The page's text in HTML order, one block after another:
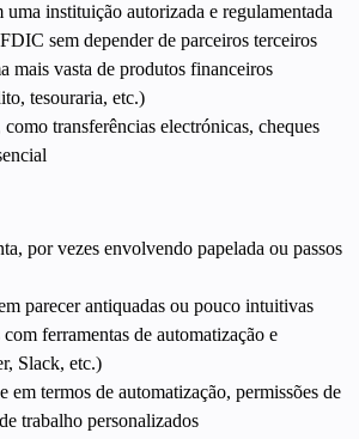
uma instituição autorizada e regulamentada
sem depender de parceiros terceiros
mais vasta de produtos financeiros
tesouraria, etc.)
transferências electrónicas, cheques
por vezes envolvendo papelada ou passos
parecer antiquadas ou pouco intuitivas
ferramentas de automatização e
Slack, etc.)
termos de automatização, permissões de
trabalho personalizados